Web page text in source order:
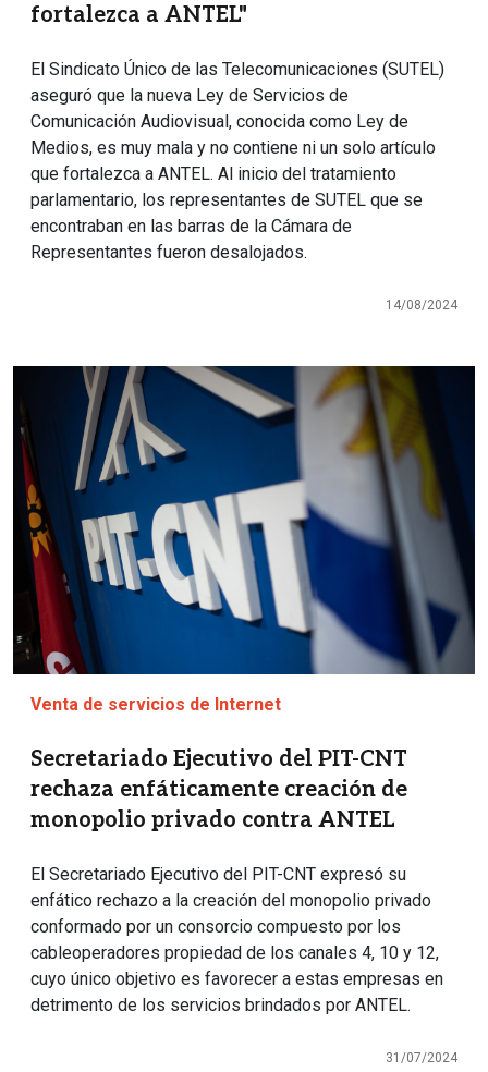
fortalezca a ANTEL"
El Sindicato Único de las Telecomunicaciones (SUTEL)
aseguró que la nueva Ley de Servicios de
Comunicación Audiovisual, conocida como Ley de
Medios, es muy mala y no contiene ni un solo artículo
que fortalezca a ANTEL. Al inicio del tratamiento
parlamentario, los representantes de SUTEL que se
encontraban en las barras de la Cámara de
Representantes fueron desalojados.
14/08/2024
Imagen
Venta de servicios de Internet
Secretariado Ejecutivo del PIT-CNT
rechaza enfáticamente creación de
monopolio privado contra ANTEL
El Secretariado Ejecutivo del PIT-CNT expresó su
enfático rechazo a la creación del monopolio privado
conformado por un consorcio compuesto por los
cableoperadores propiedad de los canales 4, 10 y 12,
cuyo único objetivo es favorecer a estas empresas en
detrimento de los servicios brindados por ANTEL.
31/07/2024